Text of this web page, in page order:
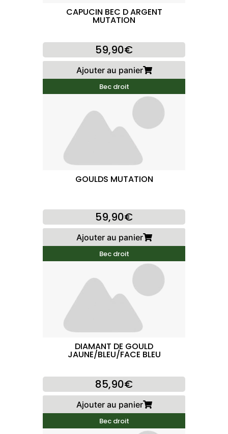
CAPUCIN BEC D ARGENT
MUTATION
59,90€
Ajouter au panier
Bec droit
GOULDS MUTATION
59,90€
Ajouter au panier
Bec droit
DIAMANT DE GOULD
JAUNE/BLEU/FACE BLEU
85,90€
Ajouter au panier
Bec droit